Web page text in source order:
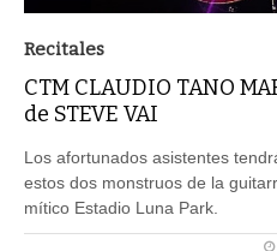
Recitales
CTM CLAUDIO TANO
de STEVE VAI
Los afortunados asistentes
estos dos monstruos de la
mítico Estadio Luna Park.